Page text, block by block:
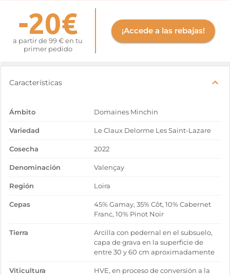
-20€
a partir de 99 € en tu
primer pedido
¡Accede a las rebajas!
Características
Ámbito Domaines Minchin
Variedad Le Claux Delorme Les Saint-Lazare
Cosecha 2022
Denominación Valençay
Región Loira
Cepas
45% Gamay, 35% Côt, 10% Cabernet
Franc, 10% Pinot Noir
Tierra
Arcilla con pedernal en el subsuelo,
capa de grava en la superficie de
entre 30 y 60 cm aproximadamente
Viticultura
HVE, en proceso de conversión a la